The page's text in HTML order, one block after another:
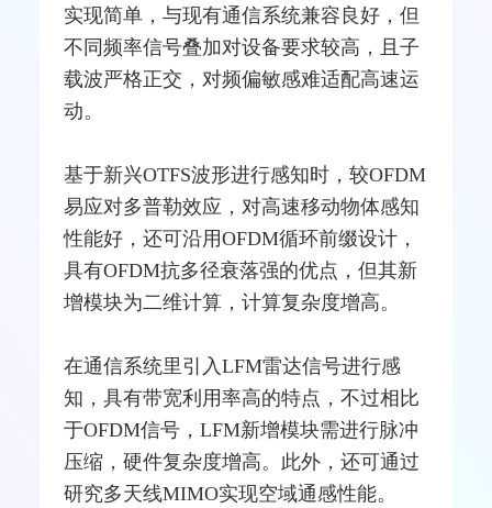
实现简单，与现有通信系统兼容良好，但
不同频率信号叠加对设备要求较高，且子
载波严格正交，对频偏敏感难适配高速运
动。
基于新兴OTFS波形进行感知时，较OFDM
易应对多普勒效应，对高速移动物体感知
性能好，还可沿用OFDM循环前缀设计，
具有OFDM抗多径衰落强的优点，但其新
增模块为二维计算，计算复杂度增高。
在通信系统里引入LFM雷达信号进行感
知，具有带宽利用率高的特点，不过相比
于OFDM信号，LFM新增模块需进行脉冲
压缩，硬件复杂度增高。此外，还可通过
研究多天线MIMO实现空域通感性能。